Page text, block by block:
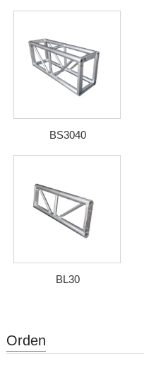
BS3040
BL30
Orden